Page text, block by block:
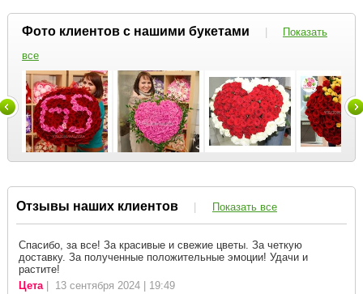
Фото клиентов с нашими букетами |
Показать
все
Отзывы наших клиентов | Показать все
Спасибо, за все! За красивые и свежие цветы. За четкую
доставку. За полученные положительные эмоции! Удачи и
растите!
Цета| 13 сентября 2024 | 19:49